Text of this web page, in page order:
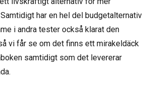
har en hel del budgetalternativ
i andra tester också klarat den
vi får se om det finns ett mirakeldäck
samtidigt som det levererar